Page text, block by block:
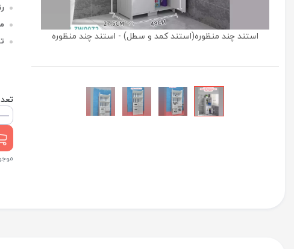
استند چند منظوره(استند کمد و سطل) - استند چند منظوره